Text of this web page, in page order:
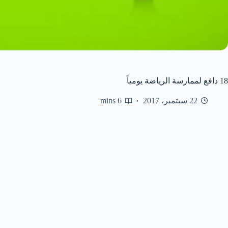
18 دافع لممارسة الرياضة يومياً
22 سبتمبر، 2017 6 mins